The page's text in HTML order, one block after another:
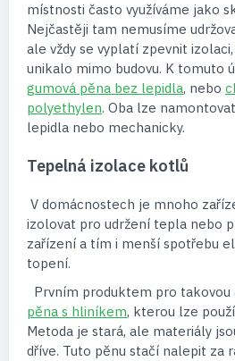
místnosti často využíváme jako
Nejčastěji tam nemusíme
ale vždy se vyplatí zpevnit
unikalo mimo budovu. K tomuto
gumová pěna bez lepidla, nebo
polyethylen. Oba lze
lepidla nebo mechanicky.
Tepelná izolace kotlů
V domácnostech je mnoho
izolovat pro udržení tepla nebo
zařízení a tím i menší spotřebu
topení.
Prvním produktem pro takovou
pěna s hliníkem, kterou lze
Metoda je stará, ale materiály
dříve. Tuto pěnu stačí nalepit za